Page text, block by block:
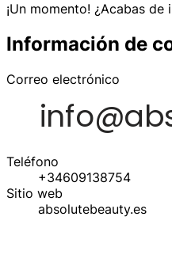
¡Un momento! ¿Acabas
Información de
Correo electrónico
Teléfono
+34609138754
Sitio web
absolutebeauty.es